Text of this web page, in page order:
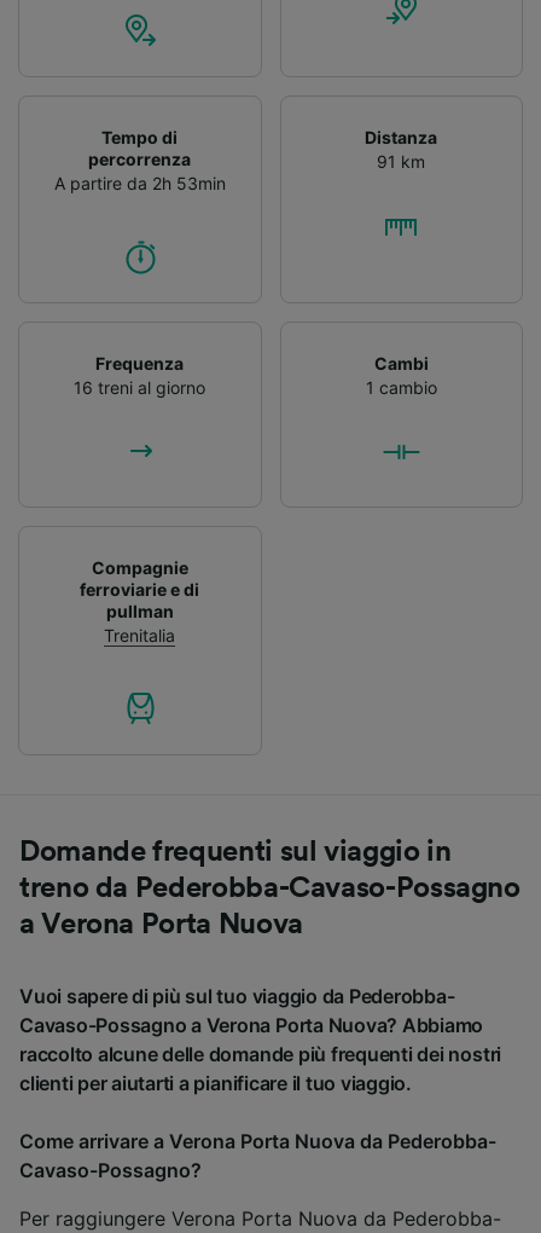
Tempo di
percorrenza
A partire da 2h 53min
Distanza
91 km
Frequenza
16 treni al giorno
Cambi
1 cambio
Compagnie
ferroviarie e di
pullman
Trenitalia
Domande frequenti sul viaggio in
treno da Pederobba-Cavaso-Possagno
a Verona Porta Nuova
Vuoi sapere di più sul tuo viaggio da Pederobba-
Cavaso-Possagno a Verona Porta Nuova? Abbiamo
raccolto alcune delle domande più frequenti dei nostri
clienti per aiutarti a pianificare il tuo viaggio.
Come arrivare a Verona Porta Nuova da Pederobba-
Cavaso-Possagno?
Per raggiungere Verona Porta Nuova da Pederobba-